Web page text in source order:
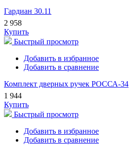
Гардиан 30.11
2 958
Купить
Быстрый просмотр
Добавить в избранное
Добавить в сравнение
Комплект дверных ручек РОССА-34
1 944
Купить
Быстрый просмотр
Добавить в избранное
Добавить в сравнение